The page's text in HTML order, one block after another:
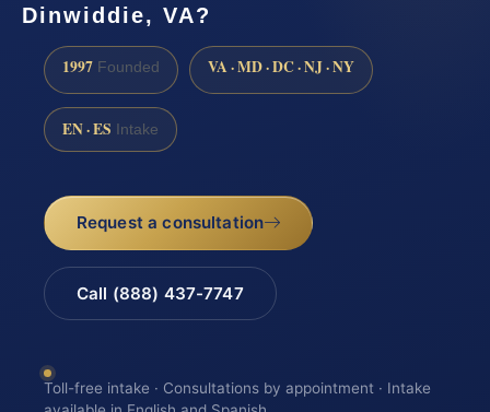
Dinwiddie, VA?
1997 Founded VA · MD · DC · NJ · NY
EN · ES Intake
Request a consultation
Call (888) 437-7747
Toll-free intake · Consultations by appointment · Intake